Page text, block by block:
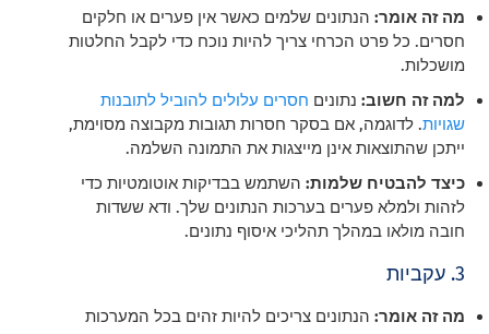
מה זה אומר: הנתונים שלמים כאשר אין פערים או חלקים
חסרים. כל פרט הכרחי צריך להיות נוכח כדי לקבל החלטות
מושכלות.
למה זה חשוב: נתונים חסרים עלולים להוביל לתובנות
שגויות. לדוגמה, אם בסקר חסרות תגובות מקבוצה מסוימת,
ייתכן שהתוצאות אינן מייצגות את התמונה השלמה.
כיצד להבטיח שלמות: השתמש בבדיקות אוטומטיות כדי
לזהות ולמלא פערים בערכות הנתונים שלך. ודא ששדות
חובה מולאו במהלך תהליכי איסוף נתונים.
3. עקביות
מה זה אומר: הנתונים צריכים להיות זהים בכל המערכות